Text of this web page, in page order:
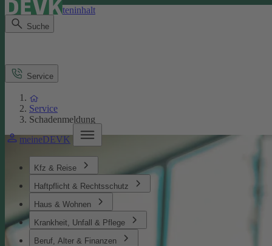
Direkt zum Seiteninhalt
Suche
meineDEVK
Kfz & Reise
Haftpflicht & Rechtsschutz
Haus & Wohnen
Krankheit, Unfall & Pflege
Beruf, Alter & Finanzen
Service
Service
Schadenmeldung